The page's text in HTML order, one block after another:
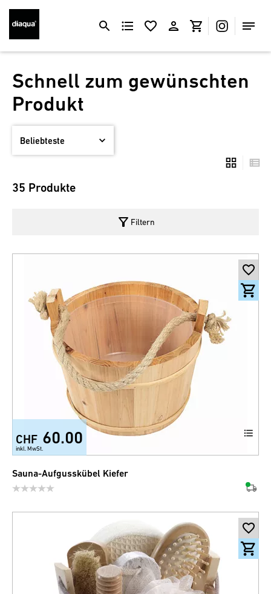
Schnell zum gewünschten
Produkt
35 Produkte
filter_alt Filtern
CHF 60.00
inkl. MwSt.
Sauna-Aufgusskübel Kiefer